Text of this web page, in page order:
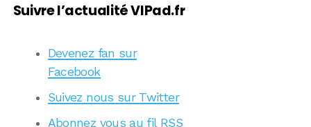
Suivre l’actualité VIPad.fr
Devenez fan sur
Facebook
Suivez nous sur Twitter
Abonnez vous au fil RSS